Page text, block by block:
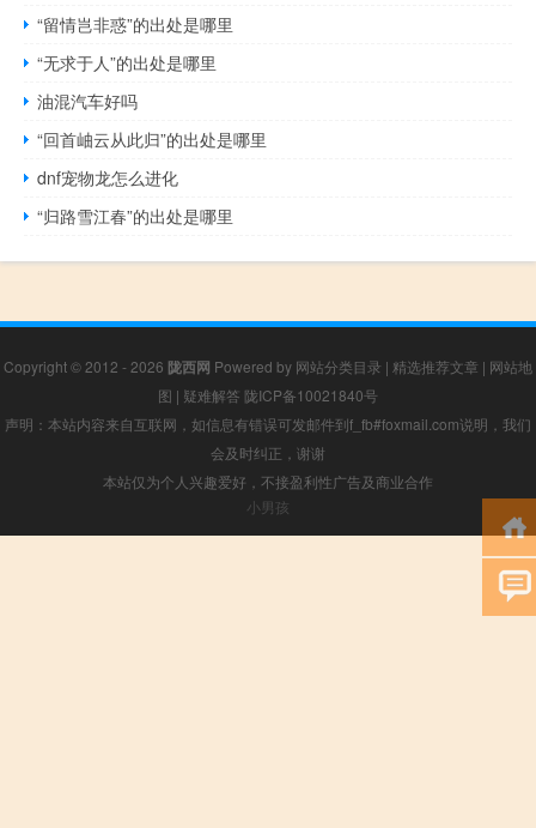
“留情岂非惑”的出处是哪里
“无求于人”的出处是哪里
油混汽车好吗
“回首岫云从此归”的出处是哪里
dnf宠物龙怎么进化
“归路雪江春”的出处是哪里
Copyright © 2012 - 2026 陇西网 Powered by 网站分类目录 | 精选推荐文章 | 网站地
图 | 疑难解答 陇ICP备10021840号
声明：本站内容来自互联网，如信息有错误可发邮件到f_fb#foxmail.com说明，我们
会及时纠正，谢谢
本站仅为个人兴趣爱好，不接盈利性广告及商业合作
小男孩